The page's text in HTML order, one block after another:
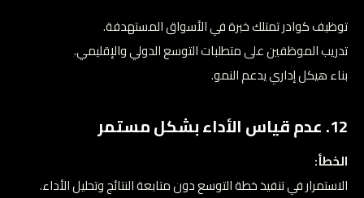
توظيف كوادر تمتلك خبرة في الأسواق المستهدفة.
تدريب الموظفين على متطلبات التوسع الدولي والإقليمي.
بناء هيكل إداري يدعم النمو.
12. عدم قياس الأداء بشكل مستمر
الخطأ:
الاستمرار في تنفيذ خطة التوسع دون متابعة النتائج وتحليل الأداء.